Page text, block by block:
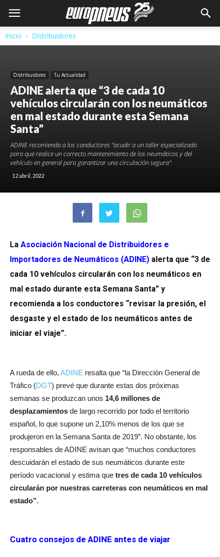
Inicio Distribuidores
Distribuidores Tu Actualidad
ADINE alerta que “3 de cada 10
vehículos circularán con los neumáticos
en mal estado durante esta Semana
Santa”
ADINE recomienda a los conductores "acudir a un taller especializado
para que realice un correcto mantenimiento de los neumáticos y del
vehículo en general para garantizar una circulación segura".
12 abril, 2022
La Asociación Nacional de Distribuidores e
Importadores de Neumáticos (ADINE) alerta que “3 de
cada 10 vehículos circularán con los neumáticos en
mal estado durante esta Semana Santa” y
recomienda a los conductores “revisar la presión, el
desgaste y el estado de los neumáticos antes de
iniciar el viaje”.
A rueda de ello, ADINE resalta que “la Dirección General de
Tráfico (DGT) prevé que durante estas dos próximas
semanas se produzcan unos 14,6 millones de
desplazamientos de largo recorrido por todo el territorio
español, lo que supone un 2,10% menos de los que se
produjeron en la Semana Santa de 2019″. No obstante, los
responsables de ADINE avisan que “muchos conductores
descuidarán el estado de sus neumáticos durante este
período vacacional y estima que tres de cada 10 vehículos
circularán por nuestras carreteras con neumáticos en mal
estado”.
Cuatro consejos de ADINE antes de viajar